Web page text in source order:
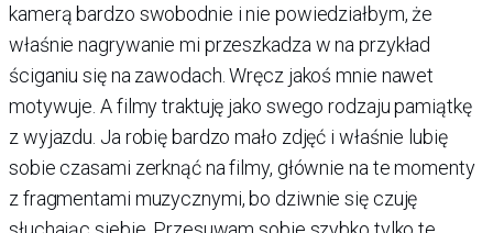
kamerą bardzo swobodnie i nie powiedziałbym, że
właśnie nagrywanie mi przeszkadza w na przykład
ściganiu się na zawodach. Wręcz jakoś mnie nawet
motywuje. A filmy traktuję jako swego rodzaju pamiątkę
z wyjazdu. Ja robię bardzo mało zdjęć i właśnie lubię
sobie czasami zerknąć na filmy, głównie na te momenty
z fragmentami muzycznymi, bo dziwnie się czuję